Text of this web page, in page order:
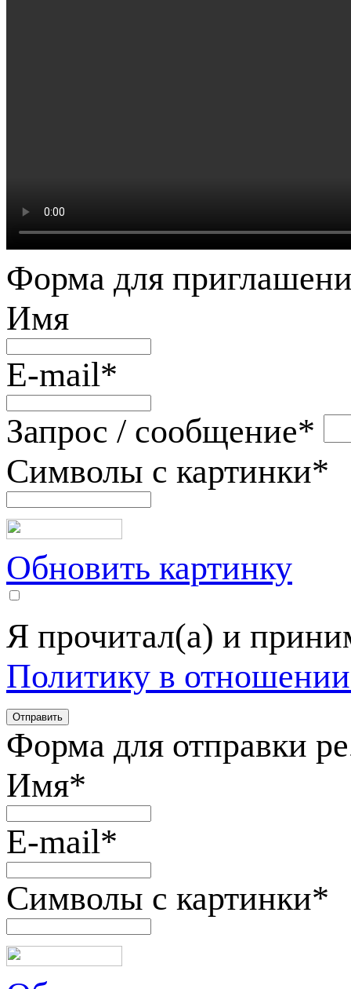
Форма для
Имя
E-mail*
Запрос / сообщение*
Символы с картинки*
Обновить картинку
Я прочитал(а) и
Политику в
Форма для отправки
Имя*
E-mail*
Символы с картинки*